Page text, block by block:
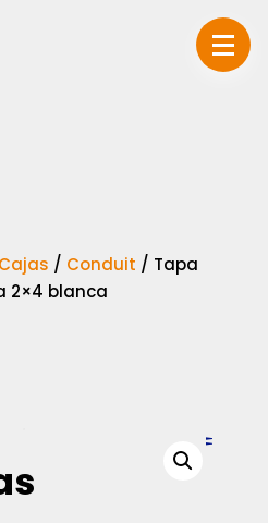
Cajas / Conduit / Tapa
2×4 blanca